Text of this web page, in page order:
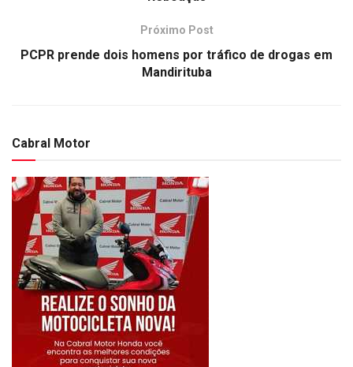
Próximo Post
PCPR prende dois homens por tráfico de drogas em
Mandirituba
Cabral Motor